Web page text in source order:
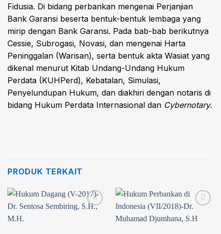
Fidusia. Di bidang perbankan mengenai Perjanjian
Bank Garansi beserta bentuk-bentuk lembaga yang
mirip dengan Bank Garansi. Pada bab-bab berikutnya
Cessie, Subrogasi, Novasi, dan mengenai Harta
Peninggalan (Warisan), serta bentuk akta Wasiat yang
dikenal menurut Kitab Undang-Undang Hukum
Perdata (KUHPerd), Kebatalan, Simulasi,
Penyelundupan Hukum, dan diakhiri dengan notaris di
bidang Hukum Perdata Internasional dan Cybernotary.
PRODUK TERKAIT